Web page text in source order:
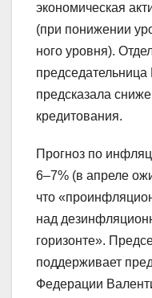
экономическая
(при понижении
ного уровня).
предсказала
кредитования.
Прогноз по
6–7% (в апреле
что
над
горизонте».
поддерживает
Федерации